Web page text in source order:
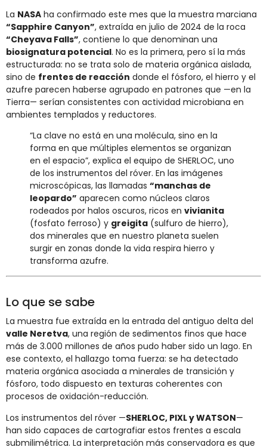
La NASA ha confirmado este mes que la muestra marciana
“Sapphire Canyon”, extraída en julio de 2024 de la roca
“Cheyava Falls”, contiene lo que denominan una
biosignatura potencial. No es la primera, pero sí la más
estructurada: no se trata solo de materia orgánica aislada,
sino de frentes de reacción donde el fósforo, el hierro y el
azufre parecen haberse agrupado en patrones que —en la
Tierra— serían consistentes con actividad microbiana en
ambientes templados y reductores.
“La clave no está en una molécula, sino en la
forma en que múltiples elementos se organizan
en el espacio”, explica el equipo de SHERLOC, uno
de los instrumentos del róver. En las imágenes
microscópicas, las llamadas “manchas de
leopardo” aparecen como núcleos claros
rodeados por halos oscuros, ricos en vivianita
(fosfato ferroso) y greigita (sulfuro de hierro),
dos minerales que en nuestro planeta suelen
surgir en zonas donde la vida respira hierro y
transforma azufre.
Lo que se sabe
La muestra fue extraída en la entrada del antiguo delta del
valle Neretva, una región de sedimentos finos que hace
más de 3.000 millones de años pudo haber sido un lago. En
ese contexto, el hallazgo toma fuerza: se ha detectado
materia orgánica asociada a minerales de transición y
fósforo, todo dispuesto en texturas coherentes con
procesos de oxidación-reducción.
Los instrumentos del róver —SHERLOC, PIXL y WATSON—
han sido capaces de cartografiar estos frentes a escala
submilimétrica. La interpretación más conservadora es que